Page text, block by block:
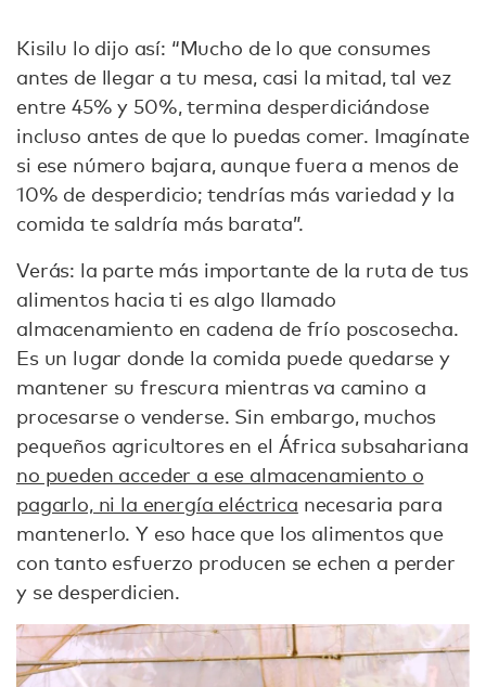
Kisilu lo dijo así: “Mucho de lo que consumes
antes de llegar a tu mesa, casi la mitad, tal vez
entre 45% y 50%, termina desperdiciándose
incluso antes de que lo puedas comer. Imagínate
si ese número bajara, aunque fuera a menos de
10% de desperdicio; tendrías más variedad y la
comida te saldría más barata”.
Verás: la parte más importante de la ruta de tus
alimentos hacia ti es algo llamado
almacenamiento en cadena de frío poscosecha.
Es un lugar donde la comida puede quedarse y
mantener su frescura mientras va camino a
procesarse o venderse. Sin embargo, muchos
pequeños agricultores en el África subsahariana
no pueden acceder a ese almacenamiento o
pagarlo, ni la energía eléctrica necesaria para
mantenerlo. Y eso hace que los alimentos que
con tanto esfuerzo producen se echen a perder
y se desperdicien.